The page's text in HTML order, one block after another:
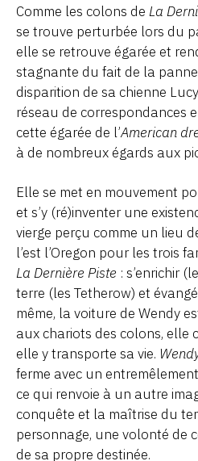
Comme les colons de La
se trouve perturbée lors du
elle se retrouve égarée et
stagnante du fait de la
disparition de sa chienne
réseau de correspondances
cette égarée de l’American
à de nombreux égards aux
Elle se met en mouvement
et s’y (ré)inventer une
vierge perçu comme un lieu
l’est l’Oregon pour les trois
La Dernière Piste : s’enrichir
terre (les Tetherow) et
même, la voiture de Wendy
aux chariots des colons, elle
elle y transporte sa vie.
ferme avec un
ce qui renvoie à un autre
conquête et la maîtrise du
personnage, une volonté de
de sa propre destinée.